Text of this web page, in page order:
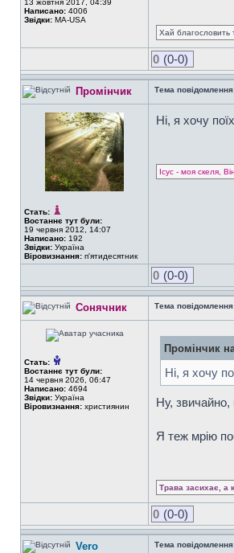
13 жовтня 2017, 04:39
Написано: 4006
Звідки: MA-USA
Хай благословить
0 (0-0)
Промінчик Тема
Стать:
Востаннє тут були:
19 червня 2012, 14:07
Написано: 192
Звідки: Україна
Віровизнання: п'ятидесятник
Ні, я хочу
Ісус - моя скеля,
0 (0-0)
Сонячник Тема
Стать:
Востаннє тут були:
14 червня 2026, 06:47
Написано: 4694
Звідки: Україна
Віровизнання: християнин
Промінчик
Ні, я хочу
Ну, звичайно,
Я теж мрію
Трава засихає, а
0 (0-0)
Vero Тема